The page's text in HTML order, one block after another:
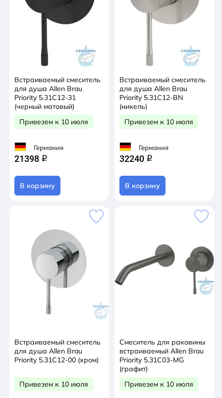
Встраиваемый смеситель
для душа Allen Brau
Priority 5.31C12-31
(черный матовый)
Привезем к 10 июля
Германия
21398 q
В корзину
Встраиваемый смеситель
для душа Allen Brau
Priority 5.31C12-BN
(никель)
Привезем к 10 июля
Германия
32240 q
В корзину
Встраиваемый смеситель
для душа Allen Brau
Priority 5.31C12-00 (хром)
Привезем к 10 июля
Смеситель для раковины
встраиваемый Allen Brau
Priority 5.31C03-MG
(графит)
Привезем к 10 июля